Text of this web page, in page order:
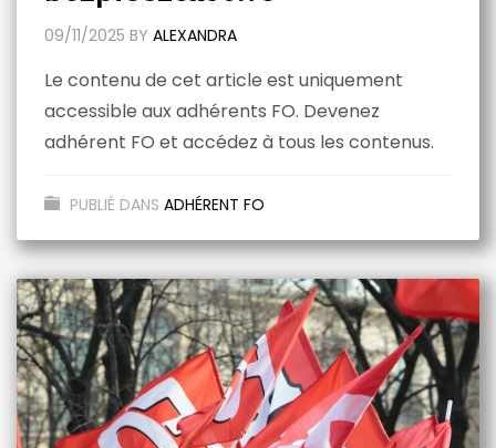
09/11/2025 BY ALEXANDRA
Le contenu de cet article est uniquement
accessible aux adhérents FO. Devenez
adhérent FO et accédez à tous les contenus.
PUBLIÉ DANS ADHÉRENT FO